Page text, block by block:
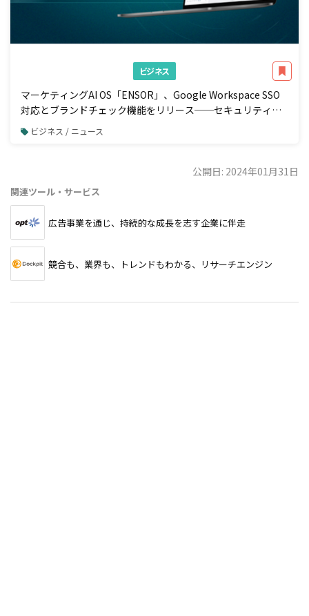
ビジネス
マーケティングAI OS「ENSOR」、Google Workspace SSO
対応とブランドチェック機能をリリース──セキュリティ強
化と広告配信前の自動コンプラ検知を一体で実現
ビジネス / ニュース
公開日: 2024年01月31日
関連ツール・サービス
広告事業を通じ、持続的な成長を志す企業に伴走
競合も、業界も、トレンドもわかる、リサーチエンジン